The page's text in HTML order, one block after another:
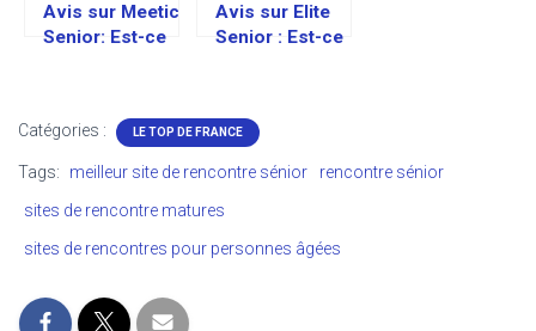
Avis sur Meetic
Senior: Est-ce
?
Avis sur Elite
Senior : Est-ce
?
Catégories : LE TOP DE FRANCE
Tags: meilleur site de rencontre sénior
rencontre sénior
sites de rencontre matures
sites de rencontres pour personnes âgées